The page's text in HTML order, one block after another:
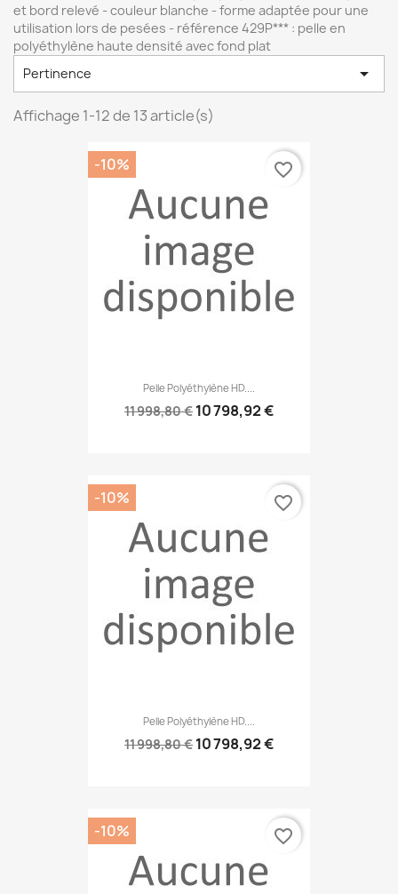
et bord relevé - couleur blanche - forme adaptée pour une
utilisation lors de pesées - référence 429P*** : pelle en
polyéthylène haute densité avec fond plat
Pertinence

Affichage 1-12 de 13 article(s)
Pelle Polyéthylène HD....
11 998,80 € 10 798,92 €
-10% favorite_border
Pelle Polyéthylène HD....
11 998,80 € 10 798,92 €
-10% favorite_border
-10% favorite_border